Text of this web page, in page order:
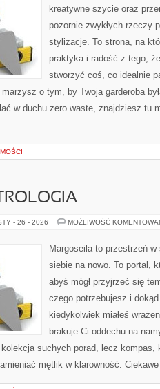
kreatywne szycie oraz
pozornie zwykłych rzeczy
stylizacje. To strona, na
praktyka i radość z tego,
stworzyć coś, co idealnie
o tym, by Twoja garderoba
w duchu zero waste, znajdziesz tu
- 26 - 2026 MOŻLIWOŚĆ
Margoseila to przestrzeń
siebie na nowo. To portal,
abyś mógł przyjrzeć się
czego potrzebujesz i
kiedykolwiek miałeś
brakuje Ci oddechu na
suchych porad, lecz kompas,
mętlik w klarowność.